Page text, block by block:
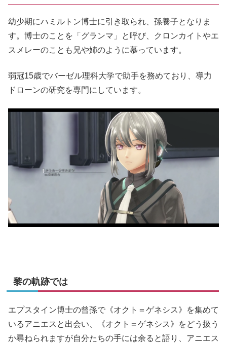
幼少期にハミルトン博士に引き取られ、孫養子となりま
す。博士のことを「グランマ」と呼び、クロンカイトやエ
スメレーのことも兄や姉のように慕っています。
弱冠15歳でバーゼル理科大学で助手を務めており、導力
ドローンの研究を専門にしています。
黎の軌跡では
エプスタイン博士の曾孫で《オクト＝ゲネシス》を集めて
いるアニエスと出会い、《オクト＝ゲネシス》をどう扱う
か尋ねられますが自分たちの手には余ると語り、アニエス